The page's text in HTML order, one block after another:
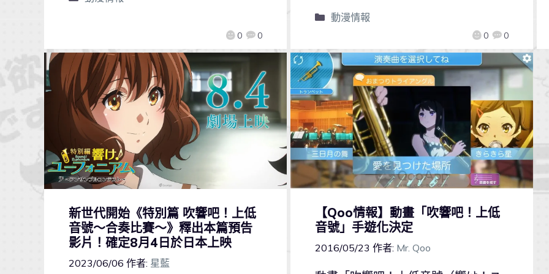
0 0 0 0
動漫情報
新世代開始《特別篇 吹響吧！上低
音號～合奏比賽～》釋出本篇預告
影片！確定8月4日於日本上映
2023/06/06 作者: 星藍
【Qoo情報】動畫「吹響吧！上低
音號」手遊化決定
2016/05/23 作者: Mr. Qoo